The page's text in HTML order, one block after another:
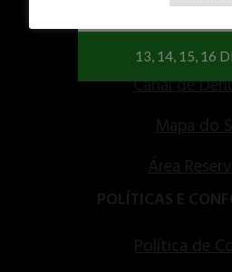
Contactos
Canal de
Mapa do
Área
POLÍTICAS E
Política de
13, 14, 15, 16